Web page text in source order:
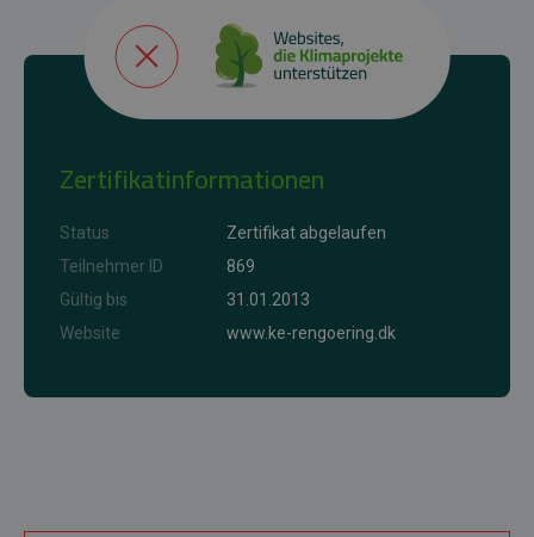
Zertifikatinformationen
Status
Zertifikat abgelaufen
Teilnehmer ID
869
Gültig bis
31.01.2013
Website
www.ke-rengoering.dk